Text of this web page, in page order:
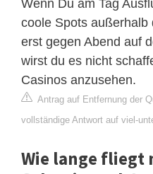
Wenn Du am Tag
coole Spots außerhalb
erst gegen Abend auf
wirst du es nicht
Casinos anzusehen.
Antrag auf Entfernung der
vollständige Antwort auf viel-
Wie lange fliegt